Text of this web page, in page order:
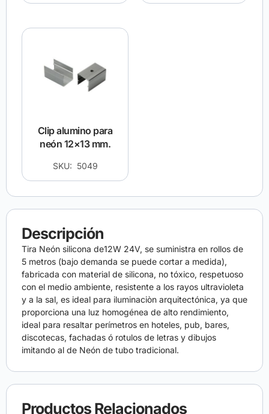
Clip alumino para
neón 12×13 mm.
SKU: 5049
Descripción
Tira Neón silicona de12W 24V, se suministra en rollos de
5 metros (bajo demanda se puede cortar a medida),
fabricada con material de silicona, no tóxico, respetuoso
con el medio ambiente, resistente a los rayos ultravioleta
y a la sal, es ideal para iluminaciòn arquitectónica, ya que
proporciona una luz homogénea de alto rendimiento,
ideal para resaltar perímetros en hoteles, pub, bares,
discotecas, fachadas ó rotulos de letras y dibujos
imitando al de Neón de tubo tradicional.
Productos Relacionados